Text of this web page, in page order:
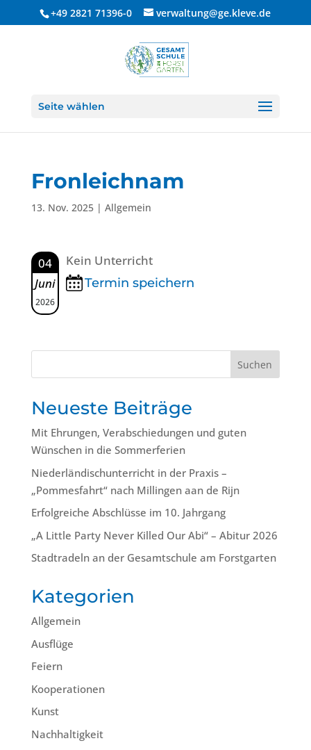
+49 2821 71396-0 verwaltung@ge.kleve.de
Seite wählen
Fronleichnam
13. Nov. 2025| Allgemein
04
Juni
2026
Kein Unterricht
Termin speichern
Suchen
Neueste Beiträge
Mit Ehrungen, Verabschiedungen und guten
Wünschen in die Sommerferien
Niederländischunterricht in der Praxis –
„Pommesfahrt“ nach Millingen aan de Rijn
Erfolgreiche Abschlüsse im 10. Jahrgang
„A Little Party Never Killed Our Abi“ – Abitur 2026
Stadtradeln an der Gesamtschule am Forstgarten
Kategorien
Allgemein
Ausflüge
Feiern
Kooperationen
Kunst
Nachhaltigkeit